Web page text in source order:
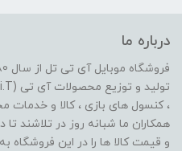
درباره ما
، کنسول های بازی ، کالا و خدمات
همکاران ما شبانه روز در تلاشند
و قیمت کالا ها را در این فروشگاه به